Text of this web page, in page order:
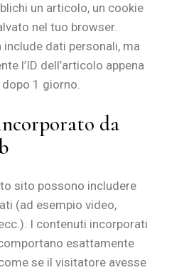
un articolo, un cookie
nel tuo browser.
include dati personali, ma
l’ID dell’articolo appena
1 giorno.
da
sito possono includere
(ad esempio video,
I contenuti incorporati
esattamente
se il visitatore avesse